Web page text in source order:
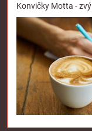
Konvičky Motta -